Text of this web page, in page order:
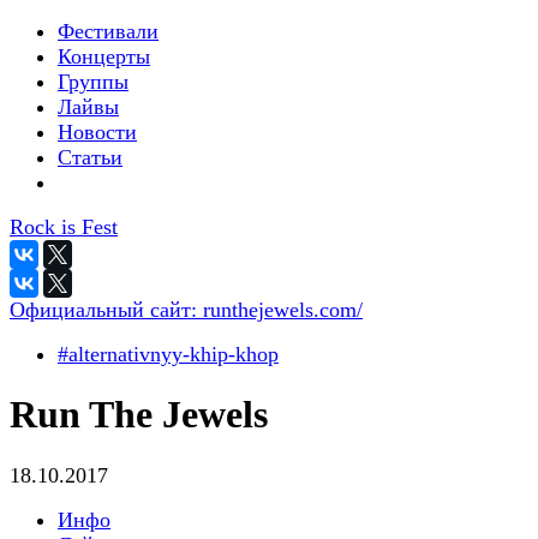
Фестивали
Концерты
Группы
Лайвы
Новости
Статьи
Rock is Fest
Официальный сайт: runthejewels.com/
#alternativnyy-khip-khop
Run The Jewels
18.10.2017
Инфо